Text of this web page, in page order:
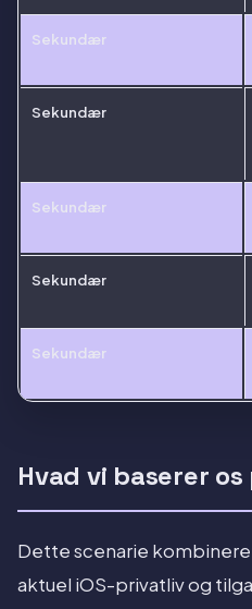
Sekundær
Sekundær
Sekundær
Sekundær
Sekundær
Hvad vi baserer os
Dette scenarie
aktuel iOS-privatliv og